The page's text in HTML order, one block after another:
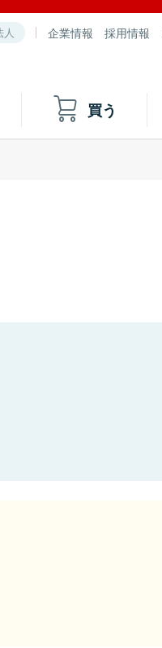
人 企業情報 採用情報
買う